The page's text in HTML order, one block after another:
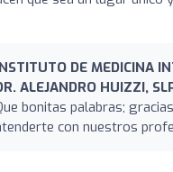
DE MEDICINA
ALEJANDRO HUIZZI,
bonitas palabras;
con nuestros